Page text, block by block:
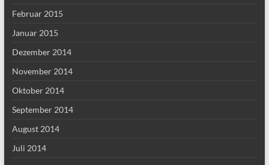
Februar 2015
Januar 2015
Dezember 2014
November 2014
Oktober 2014
September 2014
August 2014
Juli 2014